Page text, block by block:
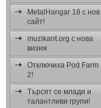
MetalHangar 18 с нов
сайт!
muzikant.org с нова
визия
Отключиха Pod Farm
2!
Търсят се млади и
талантливи групи!